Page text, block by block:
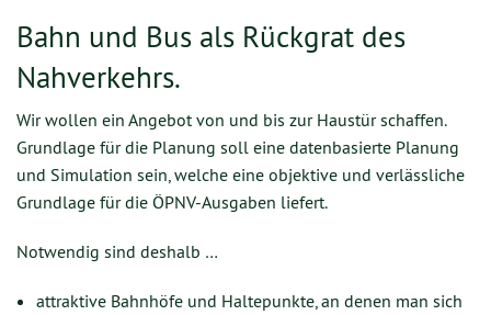
Bahn und Bus als Rückgrat des
Nahverkehrs.
Wir wollen ein Angebot von und bis zur Haustür schaffen.
Grundlage für die Planung soll eine datenbasierte Planung
und Simulation sein, welche eine objektive und verlässliche
Grundlage für die ÖPNV-Ausgaben liefert.
Notwendig sind deshalb …
attraktive Bahnhöfe und Haltepunkte, an denen man sich